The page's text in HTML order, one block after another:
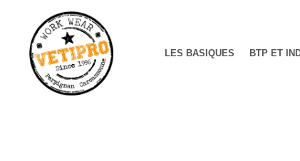
LES BASIQUES BTP ET